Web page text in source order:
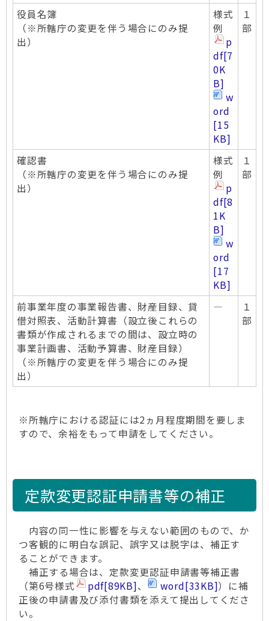
役員名簿
（※所轄庁の変更を伴う場合にのみ提
出）
様式
例
p
df[7
0K
B]
w
ord
[15
KB]
１
部
確認書
（※所轄庁の変更を伴う場合にのみ提
出）
様式
例
p
df[8
1K
B]
w
ord
[17
KB]
１
部
前事業年度の事業報告書、財産目録、貸
借対照表、活動計算書（設立後これらの
書類が作成されるまでの間は、設立時の
事業計画書、活動予算書、財産目録）
（※所轄庁の変更を伴う場合にのみ提
出）
―
１
部
※所轄庁における認証には2ヵ月程度期間を要しま
すので、余裕をもって申請をしてください。
定款変更認証申請書等の補正
内容の同一性に影響を与えない範囲のもので、か
つ客観的に明白な誤記、誤字又は脱字は、補正す
ることができます。
補正する場合は、定款変更認証申請書等補正書
（第6号様式
pdf[89KB]、 word[33KB]）に補
正後の申請書及び添付書類を添えて提出してくださ
い。